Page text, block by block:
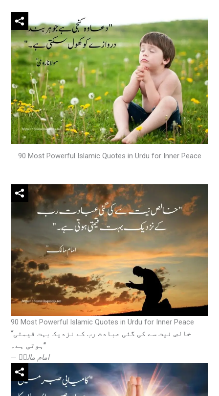
90 Most Powerful Islamic Quotes in Urdu for Inner Peace
90 Most Powerful Islamic Quotes in Urdu for Inner Peace
“خالص نیت سے کی گئی عبادت رب کے نزدیک بہت قیمتی
ہوتی ہے۔”
— امام مالکؒ